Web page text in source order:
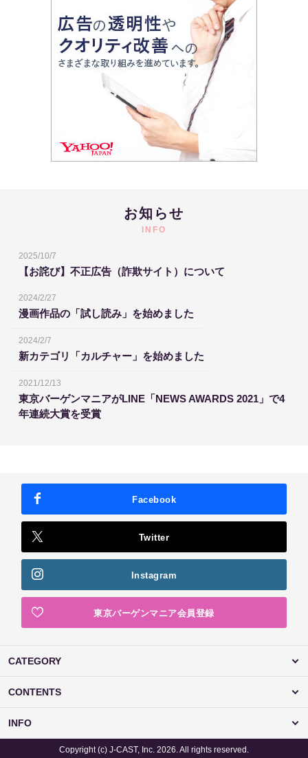
お知らせ
INFO
2025/10/7
【お詫び】不正広告（詐欺サイト）について
2024/2/27
漫画作品の「試し読み」を始めました
2024/2/7
新カテゴリ「カルチャー」を始めました
2021/12/13
東京バーゲンマニアがLINE「NEWS AWARDS 2021」で4
年連続大賞を受賞
Facebook
Twitter
Instagram
東京バーゲンマニア会員登録
CATEGORY
CONTENTS
INFO
Copyright (c) J-CAST, Inc. 2026. All rights reserved.